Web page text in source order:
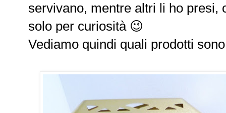
servivano, mentre altri li ho presi,
solo per curiosità 😉
Vediamo quindi quali prodotti